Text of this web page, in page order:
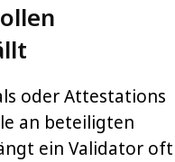
oder Attestations
an beteiligten
ein Validator oft